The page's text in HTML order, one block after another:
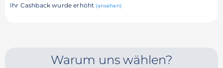
Ihr Cashback wurde erhöht (ansehen)
Warum uns wählen?